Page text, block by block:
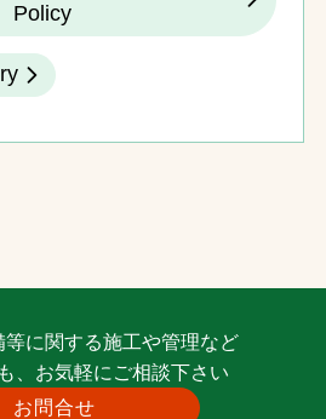
Policy
に関する施工や管理など
、お気軽にご相談下さい
お問合せ